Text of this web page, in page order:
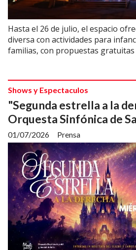
Hasta el 26 de julio, el espacio
diversa con actividades para
familias, con propuestas gratuitas
"Segunda estrella a la
Orquesta Sinfónica de
Prensa
Shows y Espectaculos
01/07/2026